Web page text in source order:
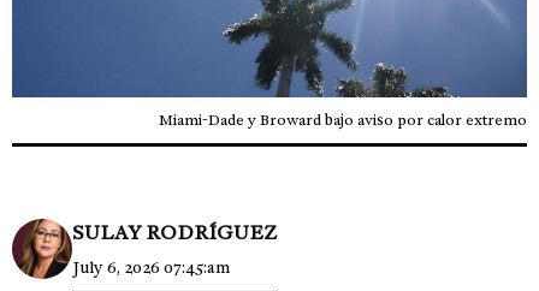
Miami-Dade y Broward bajo aviso por calor extremo
SULAY RODRÍGUEZ
July 6, 2026 07:45:am